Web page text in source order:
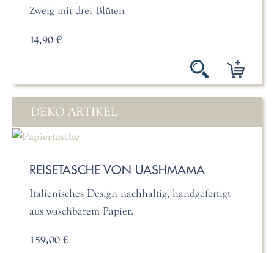
Zweig mit drei Blüten
14,90 €
DEKO ARTIKEL
REISETASCHE VON UASHMAMA
Italienisches Design nachhaltig, handgefertigt
aus waschbarem Papier.
159,00 €